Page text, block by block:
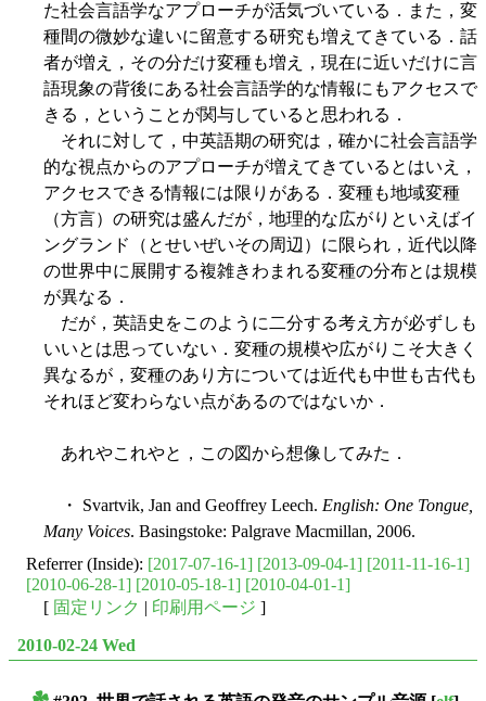
た社会言語学なアプローチが活気づいている．また，変
種間の微妙な違いに留意する研究も増えてきている．話
者が増え，その分だけ変種も増え，現在に近いだけに言
語現象の背後にある社会言語学的な情報にもアクセスで
きる，ということが関与していると思われる．
それに対して，中英語期の研究は，確かに社会言語学
的な視点からのアプローチが増えてきているとはいえ，
アクセスできる情報には限りがある．変種も地域変種
（方言）の研究は盛んだが，地理的な広がりといえばイ
ングランド（とせいぜいその周辺）に限られ，近代以降
の世界中に展開する複雑きわまれる変種の分布とは規模
が異なる．
だが，英語史をこのように二分する考え方が必ずしも
いいとは思っていない．変種の規模や広がりこそ大きく
異なるが，変種のあり方については近代も中世も古代も
それほど変わらない点があるのではないか．
あれやこれやと，この図から想像してみた．
・ Svartvik, Jan and Geoffrey Leech. English: One Tongue,
Many Voices. Basingstoke: Palgrave Macmillan, 2006.
Referrer (Inside): [2017-07-16-1] [2013-09-04-1] [2011-11-16-1]
[2010-06-28-1] [2010-05-18-1] [2010-04-01-1]
[ 固定リンク | 印刷用ページ ]
2010-02-24 Wed